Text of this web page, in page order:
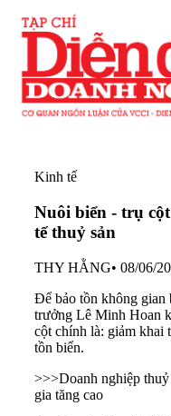
Kinh tế
Nuôi biển - trụ
tế thuỷ sản
THY HẰNG• 08/06/
Để bảo tồn không gian
trưởng Lê Minh Hoan
cột chính là: giảm khai
tồn biển.
>>>Doanh nghiệp
gia tăng cao